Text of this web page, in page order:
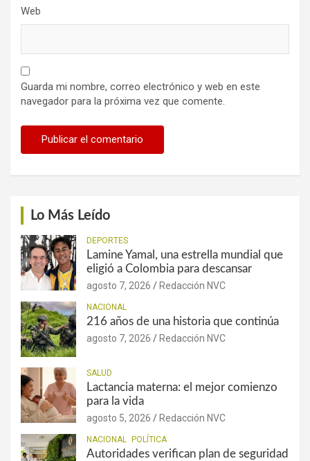
Web
Guarda mi nombre, correo electrónico y web en este
navegador para la próxima vez que comente.
Lo Más Leído
DEPORTES
Lamine Yamal, una estrella mundial que
eligió a Colombia para descansar
agosto 7, 2026 Redacción NVC
NACIONAL
216 años de una historia que continúa
agosto 7, 2026 Redacción NVC
SALUD
Lactancia materna: el mejor comienzo
para la vida
agosto 5, 2026 Redacción NVC
NACIONAL POLÍTICA
Autoridades verifican plan de seguridad